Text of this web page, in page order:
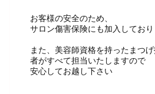
お客様の安全のため、
サロン傷害保険にも加入しており
また、美容師資格を持ったまつ
者がすべて担当いたしますので
安心してお越し下さい